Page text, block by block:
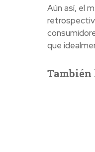
Aún así, el
que
También